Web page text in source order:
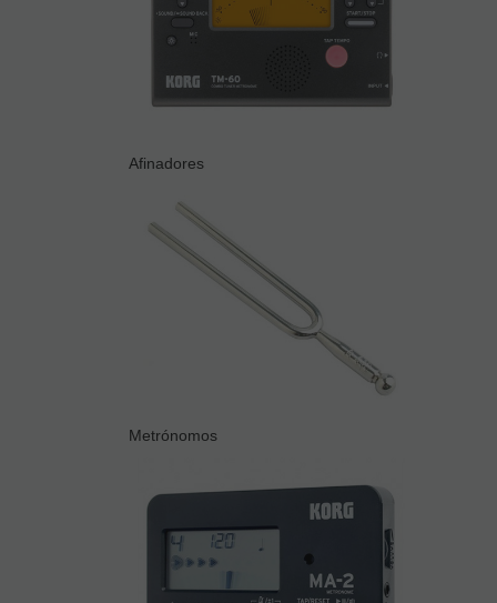
Afinadores
Metrónomos